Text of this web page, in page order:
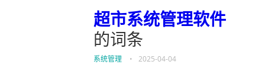
超市系统管理软件
的词条
系统管理 • 2025-04-04